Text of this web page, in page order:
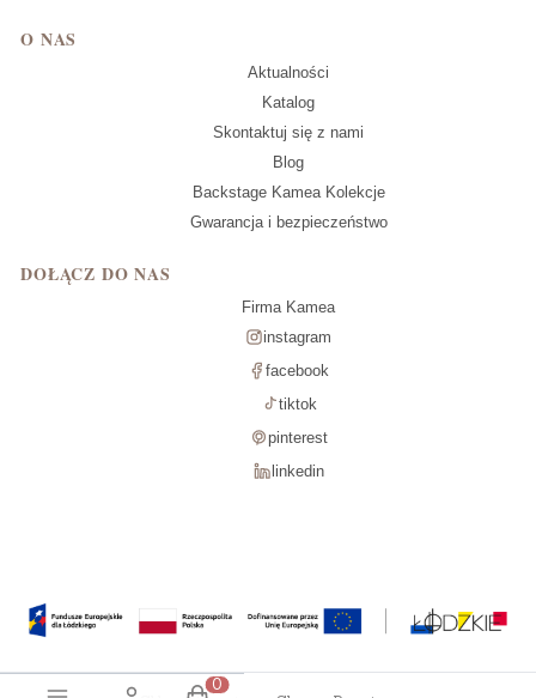
O NAS
Aktualności
Katalog
Skontaktuj się z nami
Blog
Backstage Kamea Kolekcje
Gwarancja i bezpieczeństwo
DOŁĄCZ DO NAS
Firma Kamea
instagram
facebook
tiktok
pinterest
linkedin